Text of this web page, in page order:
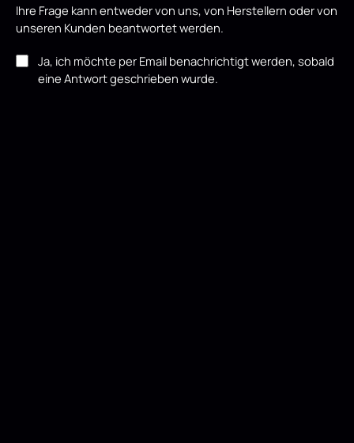
Ihre Frage kann entweder von uns, von Herstellern oder von
unseren Kunden beantwortet werden.
Ja, ich möchte per Email benachrichtigt werden, sobald
eine Antwort geschrieben wurde.